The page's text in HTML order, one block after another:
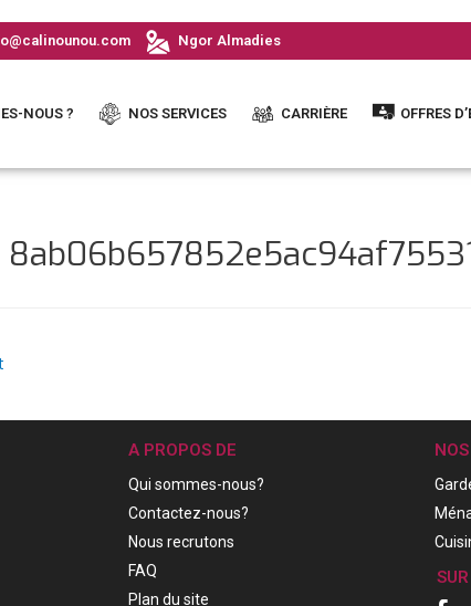
Ngor Almadies
NOUS ? NOS SERVICES CARRIÈRE OFFRES
A PROPOS DE
Qui sommes-nous?
Contactez-nous?
Nous recrutons
FAQ
Plan du site